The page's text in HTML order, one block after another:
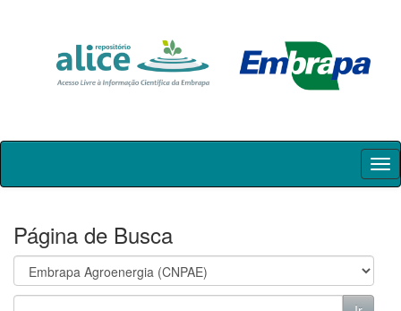
Skip
Página de Busca